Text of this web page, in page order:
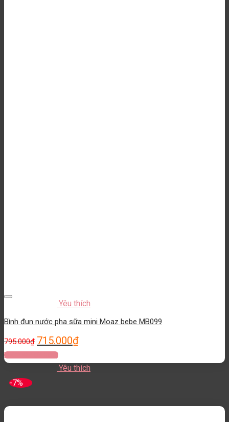
Yêu thích
Bình đun nước pha sữa mini Moaz bebe MB099
795.000₫ 715.000₫
Thêm vào giỏ hàng
Yêu thích
-7%